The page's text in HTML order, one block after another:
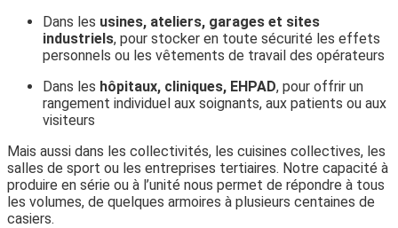
Dans les usines, ateliers, garages et sites
industriels, pour stocker en toute sécurité les effets
personnels ou les vêtements de travail des opérateurs
Dans les hôpitaux, cliniques, EHPAD, pour offrir un
rangement individuel aux soignants, aux patients ou aux
visiteurs
Mais aussi dans les collectivités, les cuisines collectives, les
salles de sport ou les entreprises tertiaires. Notre capacité à
produire en série ou à l’unité nous permet de répondre à tous
les volumes, de quelques armoires à plusieurs centaines de
casiers.